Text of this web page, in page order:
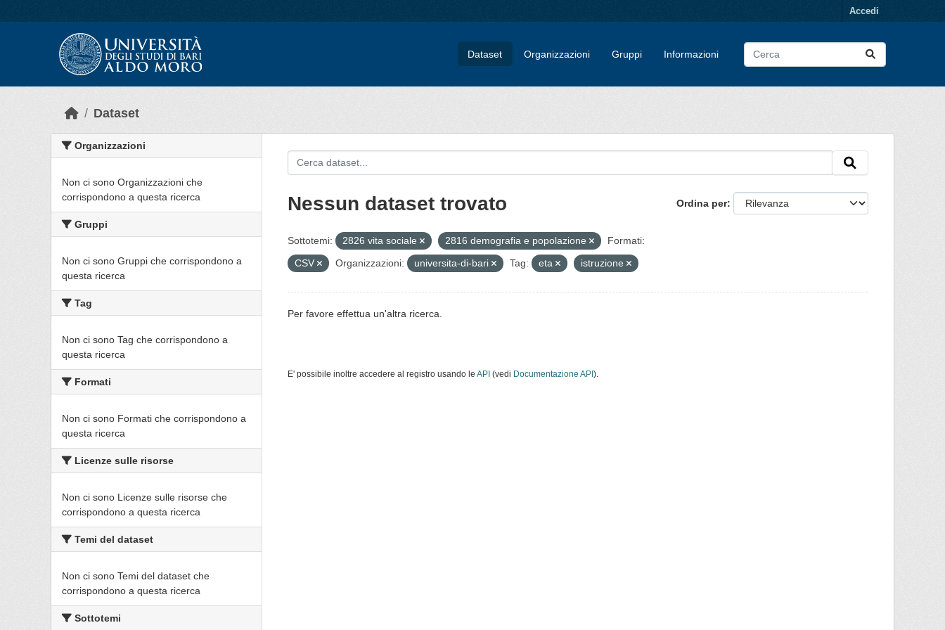
Accedi
Dataset Organizzazioni Gruppi Informazioni
Dataset
Organizzazioni
Non ci sono Organizzazioni che
corrispondono a questa ricerca
Gruppi
Non ci sono Gruppi che corrispondono a
questa ricerca
Tag
Non ci sono Tag che corrispondono a
questa ricerca
Formati
Non ci sono Formati che corrispondono a
questa ricerca
Licenze sulle risorse
Non ci sono Licenze sulle risorse che
corrispondono a questa ricerca
Temi del dataset
Non ci sono Temi del dataset che
corrispondono a questa ricerca
Sottotemi
Ordina per
Nessun dataset trovato
Sottotemi: 2826 vita sociale 2816 demografia e popolazione
Formati:
CSV
Organizzazioni: universita-di-bari Tag: eta istruzione
Per favore effettua un'altra ricerca.
E' possibile inoltre accedere al registro usando le API (vedi Documentazione API ).